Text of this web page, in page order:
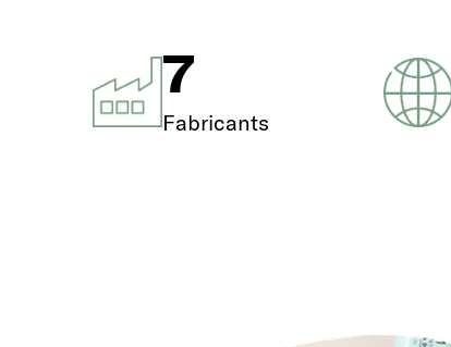
7
Fabricants